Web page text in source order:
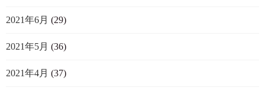
2021年6月 (29)
2021年5月 (36)
2021年4月 (37)